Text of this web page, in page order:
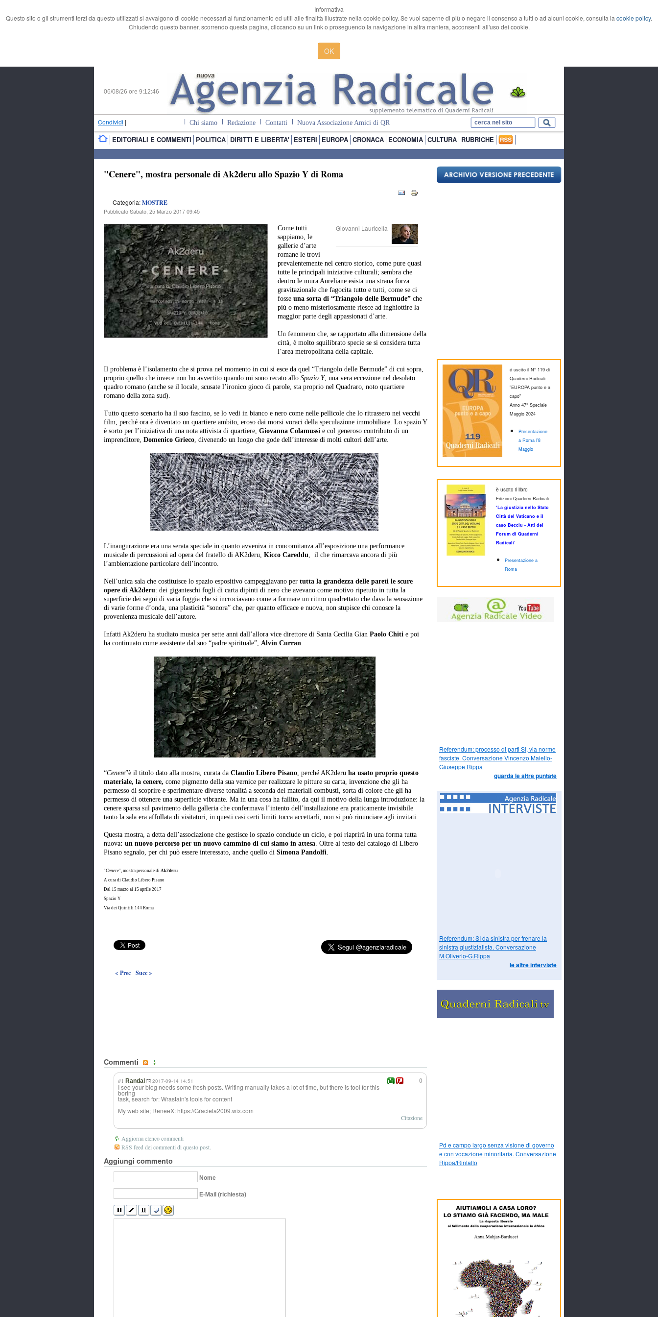
Informativa
Questo sito o gli strumenti terzi da questo utilizzati si avvalgono di cookie necessari al funzionamento ed utili alle finalità illustrate nella cookie policy. Se vuoi saperne di più o negare il consenso a tutti o ad alcuni cookie, consulta la cookie policy.
Chiudendo questo banner, scorrendo questa pagina, cliccando su un link o proseguendo la navigazione in altra maniera, acconsenti all'uso dei cookie.
OK
06/08/26 ore 9:12:47
Condividi | Chi siamo Redazione Contatti Nuova Associazione Amici di QR
EDITORIALI E COMMENTI POLITICA DIRITTI E LIBERTA' ESTERI EUROPA CRONACA ECONOMIA CULTURA RUBRICHE
"Cenere", mostra personale di Ak2deru allo Spazio Y di Roma
Categoria:MOSTRE
Pubblicato Sabato, 25 Marzo 2017 09:45
Giovanni Lauricella
Come tutti
sappiamo, le
gallerie d’arte
romane le trovi
prevalentemente nel centro storico, come pure quasi
tutte le principali iniziative culturali; sembra che
dentro le mura Aureliane esista una strana forza
gravitazionale che fagocita tutto e tutti, come se ci
fosse una sorta di “Triangolo delle Bermude” che
più o meno misteriosamente riesce ad inghiottire la
maggior parte degli appassionati d’arte.
Un fenomeno che, se rapportato alla dimensione della
città, è molto squilibrato specie se si considera tutta
l’area metropolitana della capitale.
Il problema è l’isolamento che si prova nel momento in cui si esce da quel “Triangolo delle Bermude” di cui sopra,
proprio quello che invece non ho avvertito quando mi sono recato allo Spazio Y, una vera eccezione nel desolato
quadro romano (anche se il locale, scusate l’ironico gioco di parole, sta proprio nel Quadraro, noto quartiere
romano della zona sud).
Tutto questo scenario ha il suo fascino, se lo vedi in bianco e nero come nelle pellicole che lo ritrassero nei vecchi
film, perché ora è diventato un quartiere ambito, eroso dai morsi voraci della speculazione immobiliare. Lo spazio Y
è sorto per l’iniziativa di una nota attivista di quartiere, Giovanna Colamussi e col generoso contributo di un
imprenditore, Domenico Grieco, divenendo un luogo che gode dell’interesse di molti cultori dell’arte.
L’inaugurazione era una serata speciale in quanto avveniva in concomitanza all’esposizione una performance
musicale di percussioni ad opera del fratello di AK2deru, Kicco Careddu, il che rimarcava ancora di più
l’ambientazione particolare dell’incontro.
Nell’unica sala che costituisce lo spazio espositivo campeggiavano per tutta la grandezza delle pareti le scure
opere di Ak2deru: dei giganteschi fogli di carta dipinti di nero che avevano come motivo ripetuto in tutta la
superficie dei segni di varia foggia che si incrociavano come a formare un ritmo quadrettato che dava la sensazione
di varie forme d’onda, una plasticità “sonora” che, per quanto efficace e nuova, non stupisce chi conosce la
provenienza musicale dell’autore.
Infatti Ak2deru ha studiato musica per sette anni dall’allora vice direttore di Santa Cecilia Gian Paolo Chiti e poi
ha continuato come assistente dal suo “padre spirituale”, Alvin Curran.
“Cenere”è il titolo dato alla mostra, curata da Claudio Libero Pisano, perché AK2deru ha usato proprio questo
materiale, la cenere, come pigmento della sua vernice per realizzare le pitture su carta, invenzione che gli ha
permesso di scoprire e sperimentare diverse tonalità a seconda dei materiali combusti, sorta di colore che gli ha
permesso di ottenere una superficie vibrante. Ma in una cosa ha fallito, da qui il motivo della lunga introduzione: la
cenere sparsa sul pavimento della galleria che confermava l’intento dell’installazione era praticamente invisibile
tanto la sala era affollata di visitatori; in questi casi certi limiti tocca accettarli, non si può rinunciare agli invitati.
Questa mostra, a detta dell’associazione che gestisce lo spazio conclude un ciclo, e poi riaprirà in una forma tutta
nuova: un nuovo percorso per un nuovo cammino di cui siamo in attesa. Oltre al testo del catalogo di Libero
Pisano segnalo, per chi può essere interessato, anche quello di Simona Pandolfi.
"Cenere", mostra personale di Ak2deru
A cura di Claudio Libero Pisano
Dal 15 marzo al 15 aprile 2017
Spazio Y
Via dei Quintili 144 Roma
< Prec Succ >
Commenti
0
#1 Randal 2017-09-14 14:51
I see your blog needs some fresh posts. Writing manually takes a lot of time, but there is tool for this
boring
task, search for: Wrastain's tools for content
My web site; ReneeX: https://Graciela2009.wix.com
Citazione
Aggiorna elenco commenti
RSS feed dei commenti di questo post.
Aggiungi commento
Nome
E-Mail (richiesta)
é uscito il N° 119 di
Quaderni Radicali
"EUROPA punto e a
capo"
Anno 47° Speciale
Maggio 2024
Presentazione
a Roma l'8
Maggio
è uscito il libro
Edizioni Quaderni Radicali
‘La giustizia nello Stato
Città del Vaticano e il
caso Becciu - Atti del
Forum di Quaderni
Radicali’
Presentazione a
Roma
Referendum: processo di parti SI, via norme
fasciste. Conversazione Vincenzo Maiello-
Giuseppe Rippa
guarda le altre puntate
Referendum: SI da sinistra per frenare la
sinistra giustizialista. Conversazione
M.Oliverio-G.Rippa
le altre interviste
Pd e campo largo senza visione di governo
e con vocazione minoritaria. Conversazione
Rippa/Rintallo